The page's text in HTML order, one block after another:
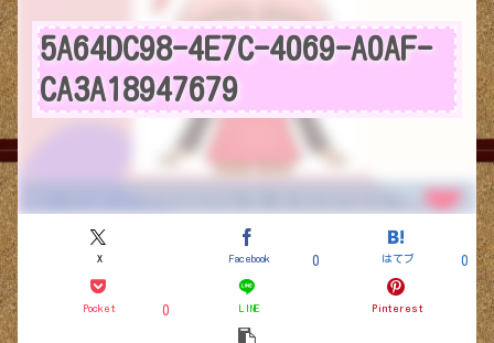
5A64DC98-4E7C-4069-A0AF-
CA3A18947679
X Facebook 0 はてブ 0
Pocket 0 LINE Pinterest